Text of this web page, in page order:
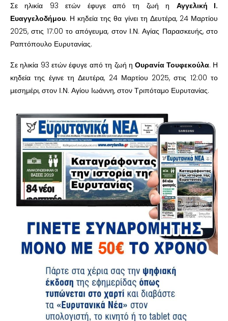
Σε ηλικία 93 ετών έφυγε από τη ζωή η Αγγελική Ι.
Ευαγγελοδήμου. Η κηδεία της θα γίνει τη Δευτέρα, 24 Μαρτίου
2025, στις 17:00 το απόγευμα, στον Ι.Ν. Αγίας Παρασκευής, στο
Ραπτόπουλο Ευρυτανίας.
Σε ηλικία 93 ετών έφυγε από τη ζωή ηΟυρανία Τουφεκούλα. Η
κηδεία της έγινε τη Δευτέρα, 24 Μαρτίου 2025, στις 12:00 το
μεσημέρι, στον Ι.Ν. Αγίου Ιωάννη, στον Τριπόταμο Ευρυτανίας.